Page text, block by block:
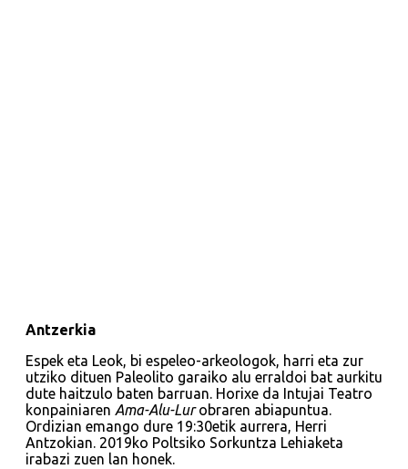
Antzerkia
Espek eta Leok, bi espeleo-arkeologok, harri eta zur
utziko dituen Paleolito garaiko alu erraldoi bat aurkitu
dute haitzulo baten barruan. Horixe da Intujai Teatro
konpainiaren Ama-Alu-Lurobraren abiapuntua.
Ordizian emango dure 19:30etik aurrera, Herri
Antzokian. 2019ko Poltsiko Sorkuntza Lehiaketa
irabazi zuen lan honek.